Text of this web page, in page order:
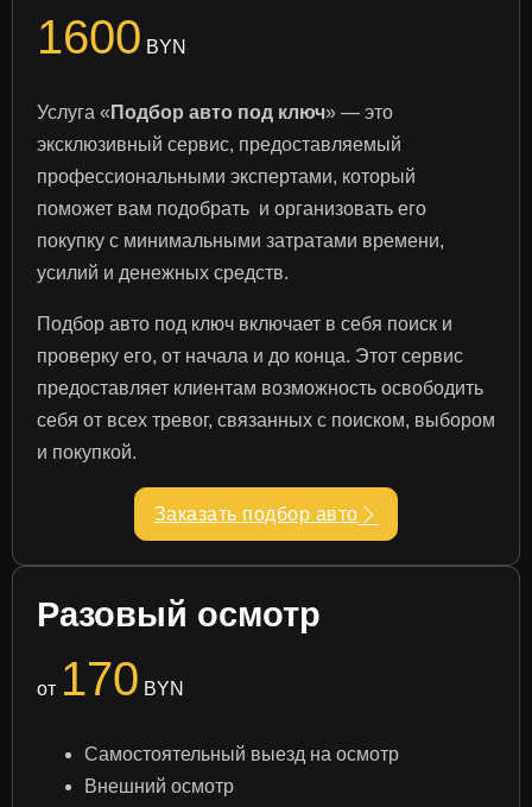
1600 BYN
Услуга « Подбор авто под ключ» — это
эксклюзивный сервис, предоставляемый
профессиональными экспертами, который
поможет вам подобрать и организовать его
покупку с минимальными затратами времени,
усилий и денежных средств.
Подбор авто под ключ включает в себя поиск и
проверку его, от начала и до конца. Этот сервис
предоставляет клиентам возможность освободить
себя от всех тревог, связанных с поиском, выбором
и покупкой.
Заказать подбор авто
Разовый осмотр
от 170 BYN
Самостоятельный выезд на осмотр
Внешний осмотр